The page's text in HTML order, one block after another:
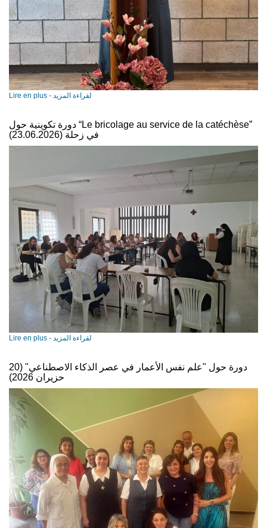
Lire en plus - لقراءة المزيد
دورة تكوينية حول “Le bricolage au service de la catéchèse”
في زحلة (23.06.2026)
Lire en plus - لقراءة المزيد
دورة حول "علم نفس الأعمار في عصر الذكاء الاصطناعي" (20
حزيران 2026)